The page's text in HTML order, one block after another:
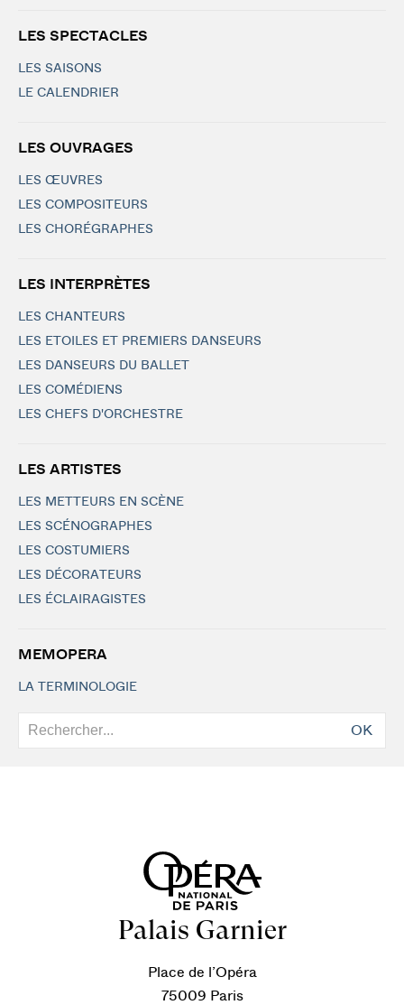
LES SPECTACLES
LES SAISONS
LE CALENDRIER
LES OUVRAGES
LES ŒUVRES
LES COMPOSITEURS
LES CHORÉGRAPHES
LES INTERPRÈTES
LES CHANTEURS
LES ETOILES ET PREMIERS DANSEURS
LES DANSEURS DU BALLET
LES COMÉDIENS
LES CHEFS D'ORCHESTRE
LES ARTISTES
LES METTEURS EN SCÈNE
LES SCÉNOGRAPHES
LES COSTUMIERS
LES DÉCORATEURS
LES ÉCLAIRAGISTES
MEMOPERA
LA TERMINOLOGIE
OK
Palais Garnier
Place de l’Opéra
75009 Paris